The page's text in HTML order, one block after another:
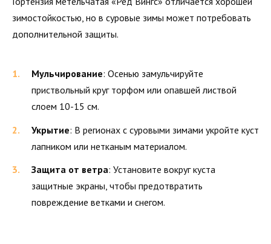
зимостойкостью, но в суровые зимы может потребовать
дополнительной защиты.
Мульчирование: Осенью замульчируйте
приствольный круг торфом или опавшей листвой
слоем 10-15 см.
Укрытие: В регионах с суровыми зимами укройте куст
лапником или нетканым материалом.
Защита от ветра: Установите вокруг куста
защитные экраны, чтобы предотвратить
повреждение ветками и снегом.